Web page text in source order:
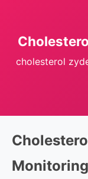
cholesterol
Monitoring